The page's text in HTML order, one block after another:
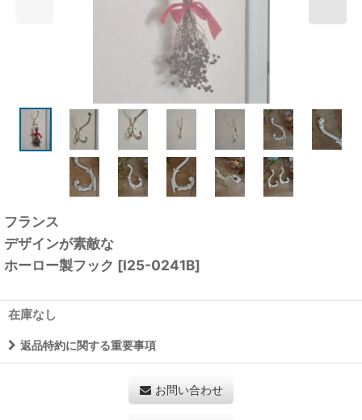
フランス
デザインが素敵な
ホーロー製フック [I25-0241B]
在庫なし
返品特約に関する重要事項
お問い合わせ